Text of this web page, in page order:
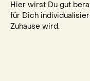
Hier wirst Du gut
für Dich
Zuhause wird.